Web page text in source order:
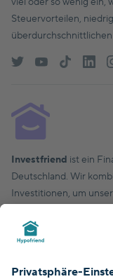
Steuervorteilen,
Investfriend ist ein
Deutschland. Wir
Investitionen, um
© Hypofriend GmbH 2026